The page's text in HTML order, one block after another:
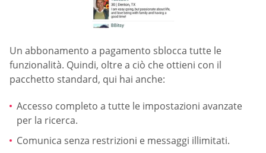
Un abbonamento a pagamento sblocca tutte le
funzionalità. Quindi, oltre a ciò che ottieni con il
pacchetto standard, qui hai anche:
Accesso completo a tutte le impostazioni avanzate
per la ricerca.
Comunica senza restrizioni e messaggi illimitati.